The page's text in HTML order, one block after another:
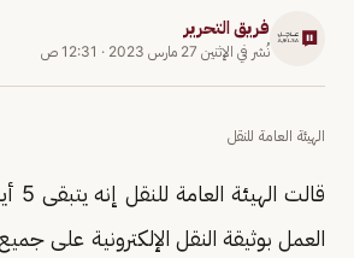
فريق التحرير
نُشر في الإثنين 27 مارس 2023 · 12:31 ص
الهيئة العامة للنقل
العمل بوثيقة النقل الإلكترونية على